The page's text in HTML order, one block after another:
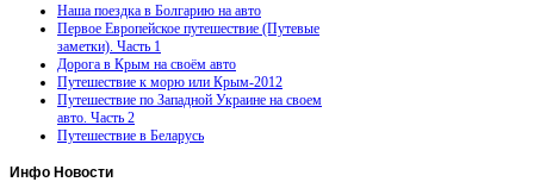
Наша поездка в Болгарию на авто
Первое Европейское путешествие (Путевые
заметки). Часть 1
Дорога в Крым на своём авто
Путешествие к морю или Крым-2012
Путешествие по Западной Украине на своем
авто. Часть 2
Путешествие в Беларусь
Инфо Новости